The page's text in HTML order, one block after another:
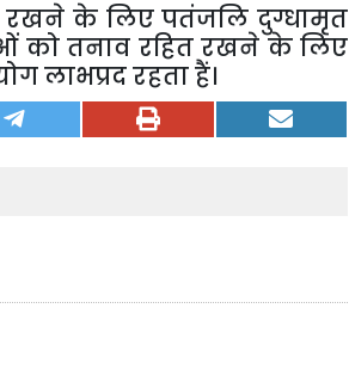
रखने के लिए पतंजलि दुग्धामृत
को तनाव रहित रखने के लिए
लाभप्रद रहता हैं।